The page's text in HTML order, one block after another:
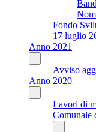
Fondo
17 luglio
Anno 2021
Avviso
Anno 2020
Lavori di
Comunale